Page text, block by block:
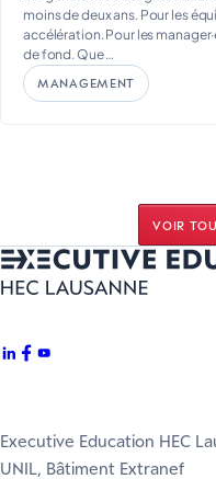
moins de deux ans. Pour les
accélération. Pour les
de fond. Que …
MANAGEMENT
VOIR
Executive Education HEC
UNIL, Bâtiment Extranef